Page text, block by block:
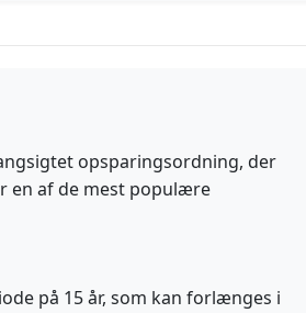
opsparingsordning, der
en af de mest populære
på 15 år, som kan forlænges i